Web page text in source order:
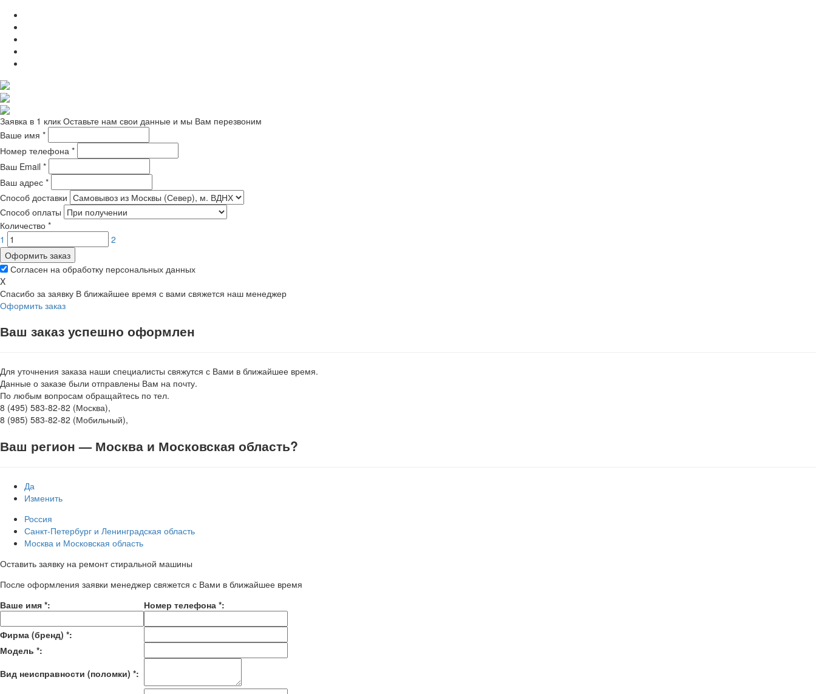
Заявка в 1 клик Оставьте нам свои данные и мы Вам перезвоним
Ваше имя *
Номер телефона *
Ваш Email *
Ваш адрес *
Способ доставки
Способ оплаты
Количество *
1
2
Оформить заказ
Согласен на обработку персональных данных
X
Спасибо за заявку В ближайшее время с вами свяжется наш менеджер
Оформить заказ
Ваш заказ успешно оформлен
Для уточнения заказа наши специалисты свяжутся с Вами в ближайшее время.
Данные о заказе были отправлены Вам на почту.
По любым вопросам обращайтесь по тел.
8 (495) 583-82-82 (Москва),
8 (985) 583-82-82 (Мобильный),
Ваш регион — Москва и Московская область?
Да
Изменить
Россия
Санкт-Петербург и Ленинградская область
Москва и Московская область
Оставить заявку на ремонт стиральной машины
После оформления заявки менеджер свяжется с Вами в ближайшее время
Ваше имя *: Номер телефона *:
Фирма (бренд) *:
Модель *:
Вид неисправности (поломки) *: